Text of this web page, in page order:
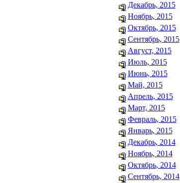
Декабрь, 2015
Ноябрь, 2015
Октябрь, 2015
Сентябрь, 2015
Август, 2015
Июль, 2015
Июнь, 2015
Май, 2015
Апрель, 2015
Март, 2015
Февраль, 2015
Январь, 2015
Декабрь, 2014
Ноябрь, 2014
Октябрь, 2014
Сентябрь, 2014